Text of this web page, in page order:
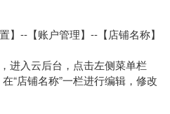
】--【账户管理】--【店铺名称】
进入云后台，点击左侧菜单栏
“店铺名称”一栏进行编辑，修改